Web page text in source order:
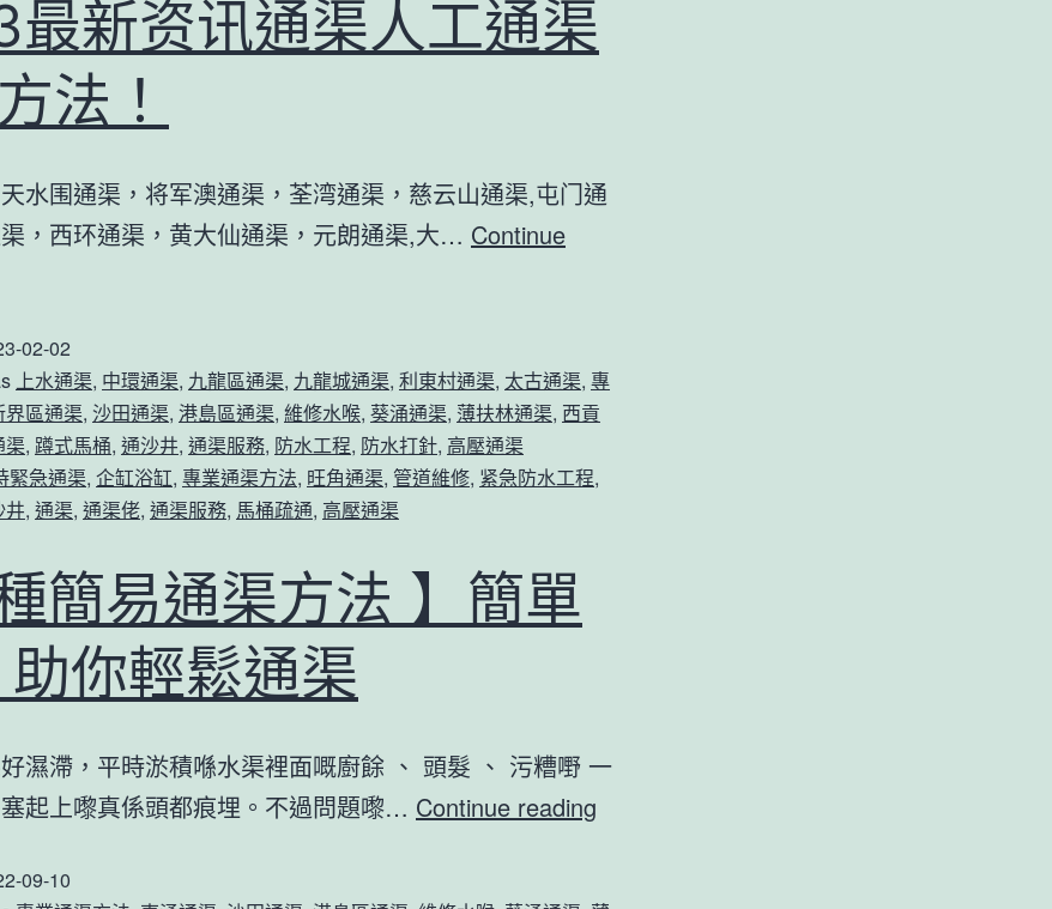
新资讯通渠人工通渠
法！
水围通渠，将军澳通渠，荃湾通渠，慈云山通渠,屯门通
，西环通渠，黄大仙通渠，元朗通渠,大… Continue
02-02
上水通渠, 中環通渠, 九龍區通渠, 九龍城通渠, 利東村通渠, 太古通渠, 專
界區通渠, 沙田通渠, 港島區通渠, 維修水喉, 葵涌通渠, 薄扶林通渠, 西貢
渠, 蹲式馬桶, 通沙井, 通渠服務, 防水工程, 防水打針, 高壓通渠
緊急通渠, 企缸浴缸, 專業通渠方法, 旺角通渠, 管道維修, 紧急防水工程,
井, 通渠, 通渠佬, 通渠服務, 馬桶疏通, 高壓通渠
種簡易通渠方法 】簡單
你輕鬆通渠
濕滯，平時淤積喺水渠裡面嘅廚餘 、 頭髮 、 污糟嘢 一
起上嚟真係頭都痕埋。不過問題嚟… Continue reading
09-10